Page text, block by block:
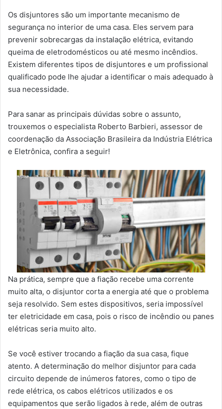
Os disjuntores são um importante mecanismo de
segurança no interior de uma casa. Eles servem para
prevenir sobrecargas da instalação elétrica, evitando
queima de eletrodomésticos ou até mesmo incêndios.
Existem diferentes tipos de disjuntores e um profissional
qualificado pode lhe ajudar a identificar o mais adequado à
sua necessidade.
Para sanar as principais dúvidas sobre o assunto,
trouxemos o especialista Roberto Barbieri, assessor de
coordenação da Associação Brasileira da Indústria Elétrica
e Eletrônica, confira a seguir!
Na prática, sempre que a fiação recebe uma corrente
muito alta, o disjuntor corta a energia até que o problema
seja resolvido. Sem estes dispositivos, seria impossível
ter eletricidade em casa, pois o risco de incêndio ou panes
elétricas seria muito alto.
Se você estiver trocando a fiação da sua casa, fique
atento. A determinação do melhor disjuntor para cada
circuito depende de inúmeros fatores, como o tipo de
rede elétrica, os cabos elétricos utilizados e os
equipamentos que serão ligados à rede, além de outras